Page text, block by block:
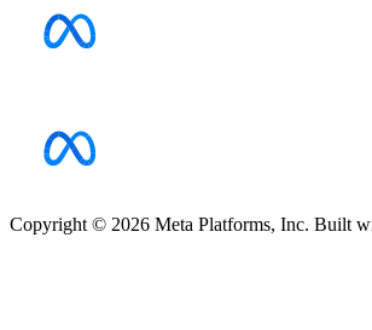
Copyright © 2026 Meta Platforms, Inc. Built